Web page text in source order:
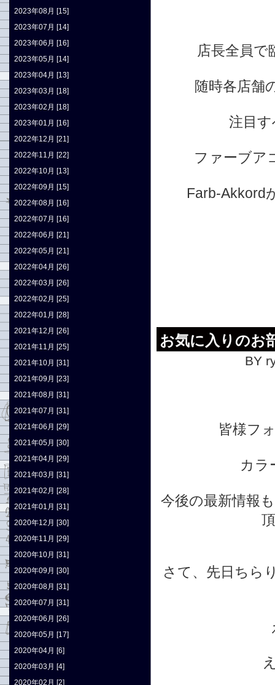
店長全員
随時各店舗
注目
ファーブア
Farb-Akkord
お気に入りのお
BY
皆様フ
カラ
今後の最新情報
さて、先日ちら
2023年08月 [15]
2023年07月 [14]
2023年06月 [16]
2023年05月 [14]
2023年04月 [13]
2023年03月 [18]
2023年02月 [18]
2023年01月 [16]
2022年12月 [21]
2022年11月 [22]
2022年10月 [13]
2022年09月 [15]
2022年08月 [16]
2022年07月 [16]
2022年06月 [21]
2022年05月 [21]
2022年04月 [26]
2022年03月 [26]
2022年02月 [25]
2022年01月 [28]
2021年12月 [26]
2021年11月 [25]
2021年10月 [31]
2021年09月 [23]
2021年08月 [31]
2021年07月 [31]
2021年06月 [29]
2021年05月 [30]
2021年04月 [29]
2021年03月 [31]
2021年02月 [28]
2021年01月 [31]
2020年12月 [30]
2020年11月 [29]
2020年10月 [31]
2020年09月 [30]
2020年08月 [31]
2020年07月 [31]
2020年06月 [26]
2020年05月 [17]
2020年04月 [6]
2020年03月 [4]
2020年02月 [2]